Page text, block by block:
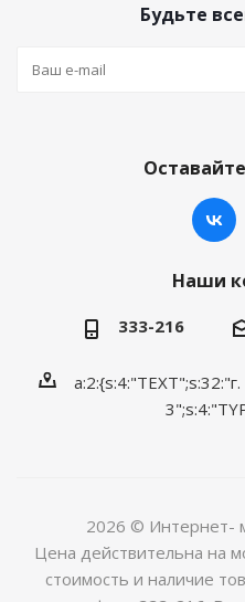
Будьте
Наши
333-216
2026 © Интернет-
Цена действительна на
стоимость и наличие